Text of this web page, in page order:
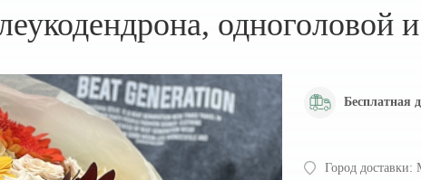
одноголовой
Бесплатная
Город доставки: